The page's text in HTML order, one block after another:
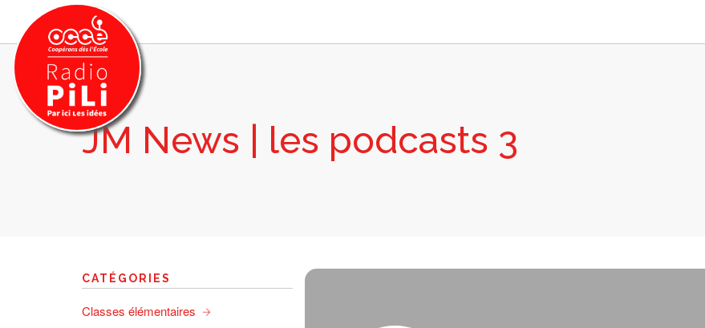
PRÉSENTATION
GRILLE DES PROGRAMMES
RECHERCHER
JM News | les podcasts 3
CATÉGORIES
Classes élémentaires